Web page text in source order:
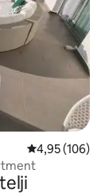
Prosječna
4,95 (106)